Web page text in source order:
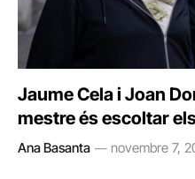
Jaume Cela i Joan
mestre és escoltar
Ana Basanta novembre 7,